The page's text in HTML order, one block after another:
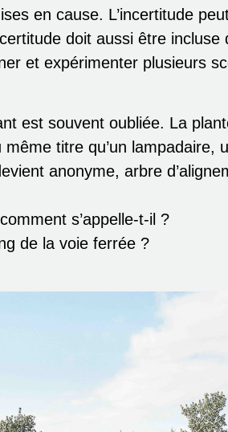
en cause. L’incertitude
doit aussi être incluse
et expérimenter plusieurs
est souvent oubliée. La
titre qu’un lampadaire,
anonyme, arbre
s’appelle-t-il ?
de la voie ferrée ?